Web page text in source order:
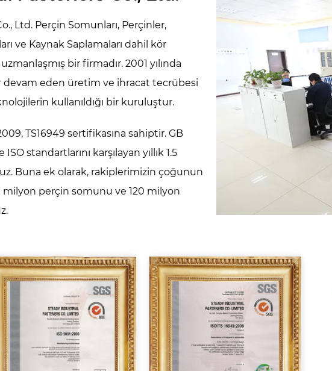
Ltd. Perçin Somunları, Perçinler,
ve Kaynak Saplamaları dahil kör
bir firmadır. 2001 yılında
devam eden üretim ve ihracat tecrübesi
kullanıldığı bir kuruluştur.
TS16949 sertifikasına sahiptir. GB
standartlarını karşılayan yıllık 1.5
Buna ek olarak, rakiplerimizin çoğunun
milyon perçin somunu ve 120 milyon